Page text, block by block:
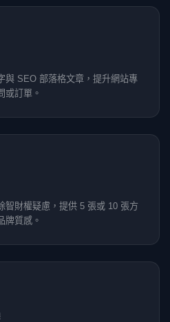
與 SEO 部落格文章，提升網站專
或訂單。
智財權疑慮，提供 5 張或 10 張方
牌質感。